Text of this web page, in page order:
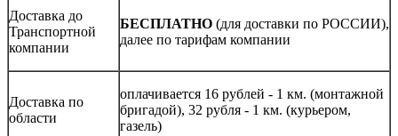
Доставка до
Транспортной
компании
БЕСПЛАТНО (для доставки по РОССИИ),
далее по тарифам компании
Доставка по
области
оплачивается 16 рублей - 1 км. (монтажной
бригадой), 32 рубля - 1 км. (курьером,
газель)